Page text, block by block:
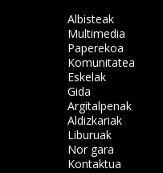
Albisteak
Multimedia
Paperekoa
Komunitatea
Eskelak
Gida
Argitalpenak
Aldizkariak
Liburuak
Nor gara
Kontaktua